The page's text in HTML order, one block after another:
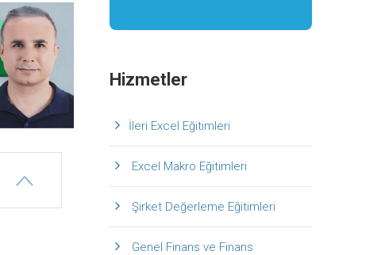
Hizmetler
İleri Excel Eğitimleri
Excel Makro Eğitimleri
Şirket Değerleme Eğitimleri
Genel Finans ve Finans